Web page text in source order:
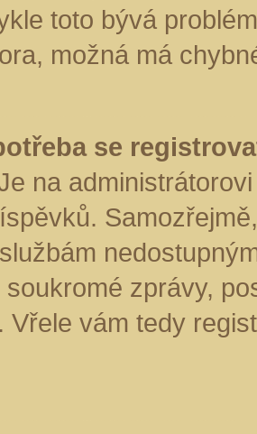
toto bývá
možná má
se
na
soukromé zprávy,
Vřele vám tedy